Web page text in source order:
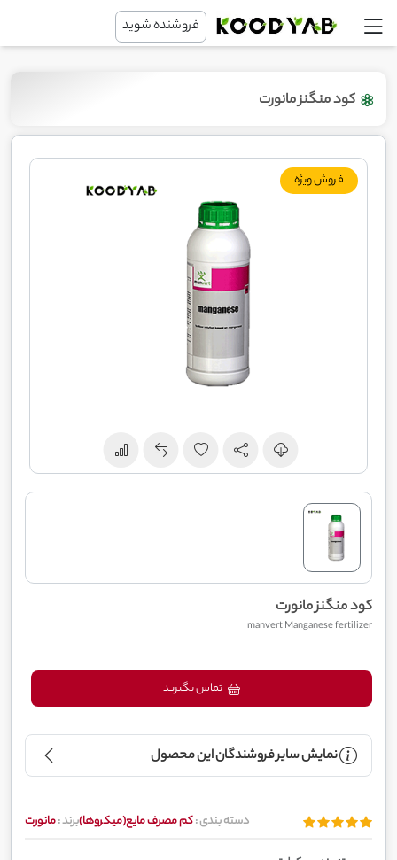
فروشنده شوید
کود منگنز مانورت
فروش ویژه
کود منگنز مانورت
manvert Manganese fertilizer
نمایش سایر فروشندگان این محصول
دسته بندی :کم مصرف مایع(میکروها)برند :مانورت